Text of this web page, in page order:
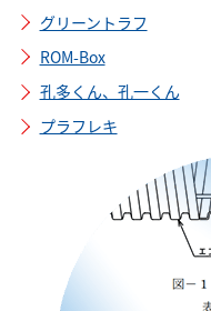
グリーントラフ
ROM-Box
孔多くん、孔一くん
プラフレキ